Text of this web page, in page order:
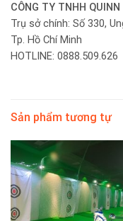
CÔNG TY TNHH QUINN
Trụ sở chính: Số 330,
Tp. Hồ Chí Minh
HOTLINE: 0888.509.626
Sản phẩm tương tự